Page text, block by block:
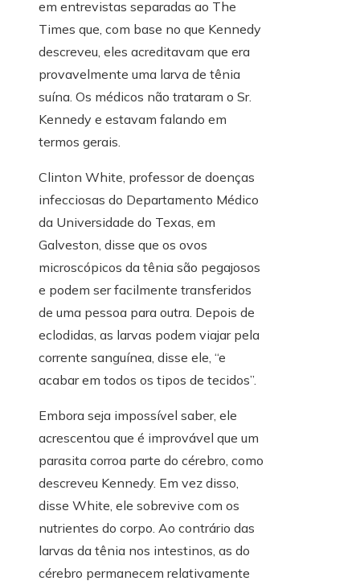
em entrevistas separadas ao The
Times que, com base no que Kennedy
descreveu, eles acreditavam que era
provavelmente uma larva de tênia
suína. Os médicos não trataram o Sr.
Kennedy e estavam falando em
termos gerais.
Clinton White, professor de doenças
infecciosas do Departamento Médico
da Universidade do Texas, em
Galveston, disse que os ovos
microscópicos da tênia são pegajosos
e podem ser facilmente transferidos
de uma pessoa para outra. Depois de
eclodidas, as larvas podem viajar pela
corrente sanguínea, disse ele, “e
acabar em todos os tipos de tecidos”.
Embora seja impossível saber, ele
acrescentou que é improvável que um
parasita corroa parte do cérebro, como
descreveu Kennedy. Em vez disso,
disse White, ele sobrevive com os
nutrientes do corpo. Ao contrário das
larvas da tênia nos intestinos, as do
cérebro permanecem relativamente